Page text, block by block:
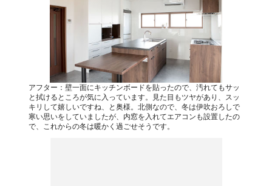
アフター：壁一面にキッチンボードを貼ったので、汚れてもサッ
と拭けるところが気に入っています。見た目もツヤがあり、スッ
キリして嬉しいですね、と奥様。北側なので、冬は伊吹おろしで
寒い思いをしていましたが、内窓を入れてエアコンも設置したの
で、これからの冬は暖かく過ごせそうです。